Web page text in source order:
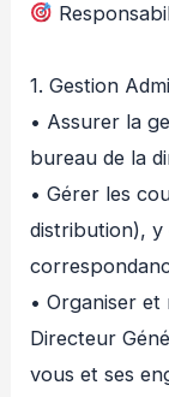
1. Gestion
• Assurer la
bureau de la
• Gérer les
distribution), y
• Organiser et
Directeur
vous et ses